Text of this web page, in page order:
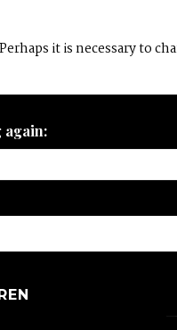
it is necessary to